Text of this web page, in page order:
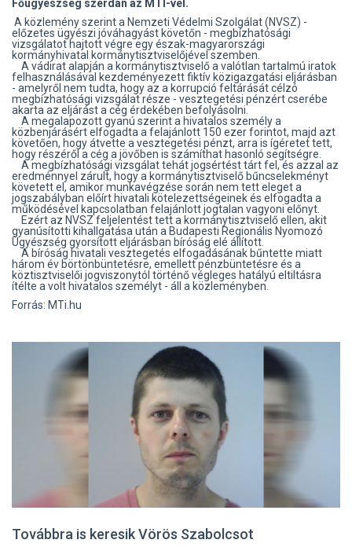
Főügyészség szerdán az MTI-vel.
A közlemény szerint a Nemzeti Védelmi Szolgálat (NVSZ) -
előzetes ügyészi jóváhagyást követőn - megbízhatósági
vizsgálatot hajtott végre egy észak-magyarországi
kormányhivatal kormánytisztviselőjével szemben.
A vádirat alapján a kormánytisztviselő a valótlan tartalmú iratok
felhasználásával kezdeményezett fiktív közigazgatási eljárásban
- amelyről nem tudta, hogy az a korrupció feltárását célzó
megbízhatósági vizsgálat része - vesztegetési pénzért cserébe
akarta az eljárást a cég érdekében befolyásolni.
A megalapozott gyanú szerint a hivatalos személy a
közbenjárásért elfogadta a felajánlott 150 ezer forintot, majd azt
követően, hogy átvette a vesztegetési pénzt, arra is ígéretet tett,
hogy részéről a cég a jövőben is számíthat hasonló segítségre.
A megbízhatósági vizsgálat tehát jogsértést tárt fel, és azzal az
eredménnyel zárult, hogy a kormánytisztviselő bűncselekményt
követett el, amikor munkavégzése során nem tett eleget a
jogszabályban előírt hivatali kötelezettségeinek és elfogadta a
működésével kapcsolatban felajánlott jogtalan vagyoni előnyt.
Ezért az NVSZ feljelentést tett a kormánytisztviselő ellen, akit
gyanúsítotti kihallgatása után a Budapesti Regionális Nyomozó
Ügyészség gyorsított eljárásban bíróság elé állított.
A bíróság hivatali vesztegetés elfogadásának bűntette miatt
három év börtönbüntetésre, emellett pénzbüntetésre és a
köztisztviselői jogviszonytól történő végleges hatályú eltiltásra
ítélte a volt hivatalos személyt - áll a közleményben.
Forrás: MTi.hu
Továbbra is keresik Vörös Szabolcsot